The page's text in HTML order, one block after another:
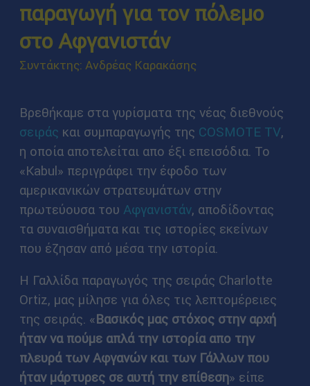
παραγωγή για τον πόλεμο
στο Αφγανιστάν
Συντάκτης: Ανδρέας Καρακάσης
Βρεθήκαμε στα γυρίσματα της νέας διεθνούς
σειράς και συμπαραγωγής της COSMOTE TV,
η οποία αποτελείται απο έξι επεισόδια. Το
«Kabul» περιγράφει την έφοδο των
αμερικανικών στρατευμάτων στην
πρωτεύουσα του Αφγανιστάν, αποδίδοντας
τα συναισθήματα και τις ιστορίες εκείνων
που έζησαν από μέσα την ιστορία.
Η Γαλλίδα παραγωγός της σειράς Charlotte
Ortiz, μας μίλησε για όλες τις λεπτομέρειες
της σειράς. «Βασικός μας στόχος στην αρχή
ήταν να πούμε απλά την ιστορία απο την
πλευρά των Αφγανών και των Γάλλων που
ήταν μάρτυρες σε αυτή την επίθεση» είπε